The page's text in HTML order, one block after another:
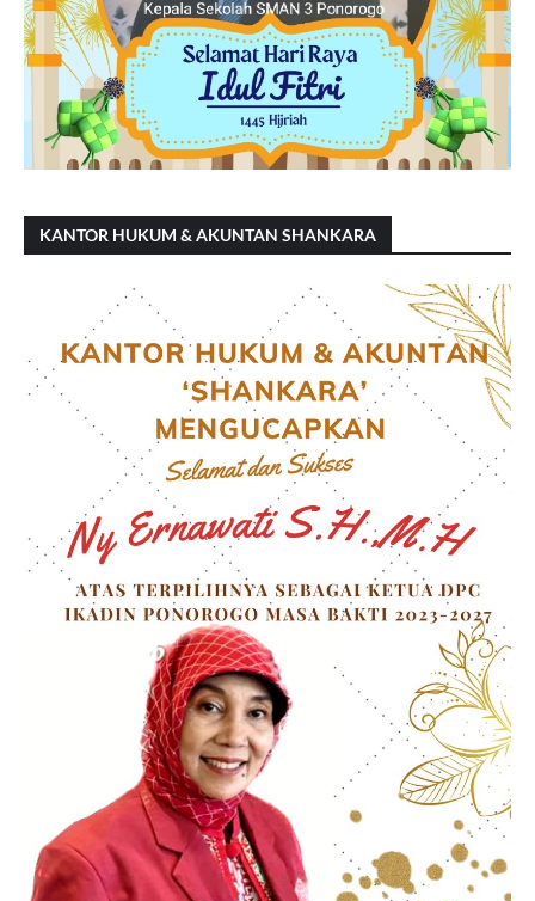
KANTOR HUKUM & AKUNTAN SHANKARA